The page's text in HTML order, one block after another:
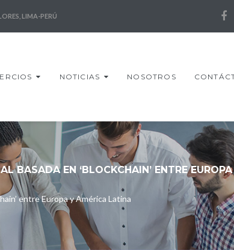
LIMA-PERÚ
NOTICIAS NOSOTROS
BASADA EN ‘BLOCKCHAIN’ ENTRE
entre Europa y América Latina